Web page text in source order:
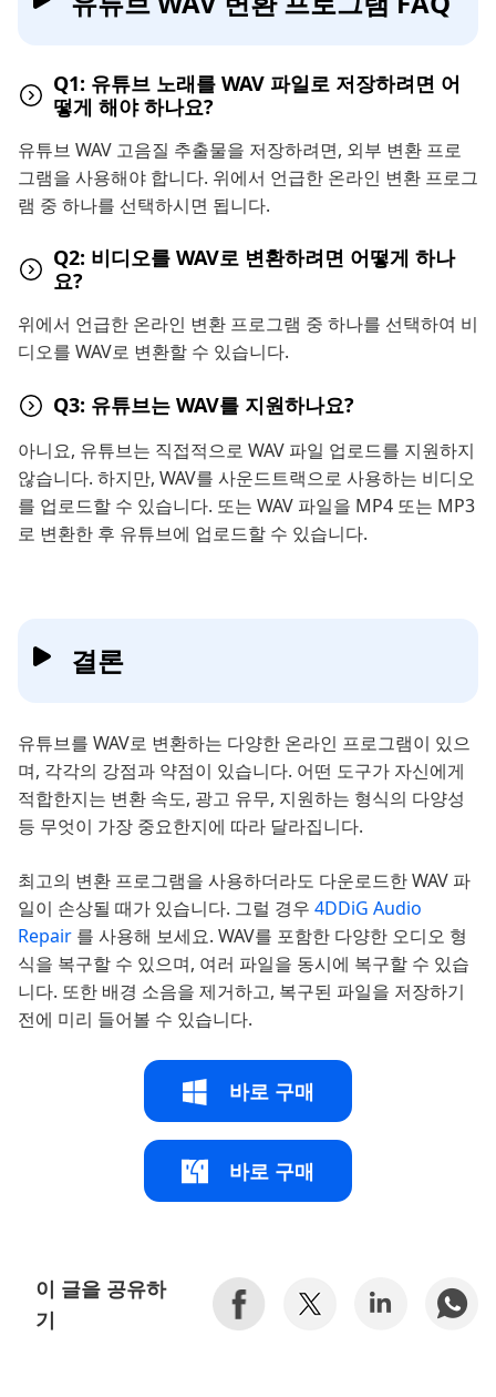
Q1: 유튜브 노래를 WAV 파일로 저장하려면 어
떻게 해야 하나요?
유튜브 WAV 고음질 추출물을 저장하려면, 외부 변환 프로
그램을 사용해야 합니다. 위에서 언급한 온라인 변환 프로그
램 중 하나를 선택하시면 됩니다.
Q2: 비디오를 WAV로 변환하려면 어떻게 하나
요?
위에서 언급한 온라인 변환 프로그램 중 하나를 선택하여 비
디오를 WAV로 변환할 수 있습니다.
Q3: 유튜브는 WAV를 지원하나요?
아니요, 유튜브는 직접적으로 WAV 파일 업로드를 지원하지
않습니다. 하지만, WAV를 사운드트랙으로 사용하는 비디오
를 업로드할 수 있습니다. 또는 WAV 파일을 MP4 또는 MP3
로 변환한 후 유튜브에 업로드할 수 있습니다.
결론
유튜브를 WAV로 변환하는 다양한 온라인 프로그램이 있으
며, 각각의 강점과 약점이 있습니다. 어떤 도구가 자신에게
적합한지는 변환 속도, 광고 유무, 지원하는 형식의 다양성
등 무엇이 가장 중요한지에 따라 달라집니다.
최고의 변환 프로그램을 사용하더라도 다운로드한 WAV 파
일이 손상될 때가 있습니다. 그럴 경우 4DDiG Audio
Repair 를 사용해 보세요. WAV를 포함한 다양한 오디오 형
식을 복구할 수 있으며, 여러 파일을 동시에 복구할 수 있습
니다. 또한 배경 소음을 제거하고, 복구된 파일을 저장하기
전에 미리 들어볼 수 있습니다.
바로 구매
바로 구매
이 글을 공유하
기